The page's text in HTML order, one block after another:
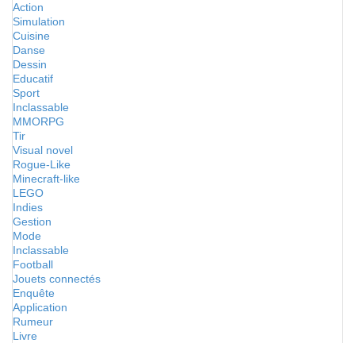
Action
Simulation
Cuisine
Danse
Dessin
Educatif
Sport
Inclassable
MMORPG
Tir
Visual novel
Rogue-Like
Minecraft-like
LEGO
Indies
Gestion
Mode
Inclassable
Football
Jouets connectés
Enquête
Application
Rumeur
Livre